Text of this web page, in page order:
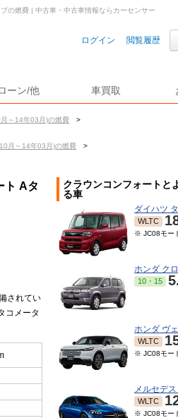
ログイン 閲覧履歴
ーン/他 車買取
～14年03月)の燃費
>
月～14年03月)の燃費
>
の燃費 | 中古車・中古車情報ならカーセンサー
ト Aタ
されてい
コメータ
クラウンコンフォートと
る車
ダイハツ
WLTC
※ JC08モー
ホンダ ク
10・15
ホンダ ヴ
WLTC
※ JC08モー
WLTC
※ JC08モー